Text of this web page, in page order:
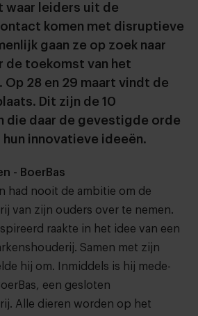
waar leiders uit de
komen met disruptieve
gaan ze op zoek naar
de toekomst van het
28 en 29 maart vindt de
Dit zijn de 10
die daar de gevestigde orde
innovatieve ideeën.
- BoerBas
had nooit de ambitie om de
van zijn ouders over te nemen.
raakte in het idee van een
Samen met zijn
hij om. Inmiddels is hij mede-
een gesloten
Alle dieren worden op het